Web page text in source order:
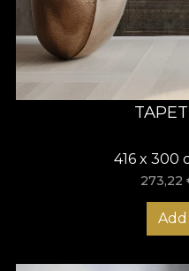
416 x 300
273,22